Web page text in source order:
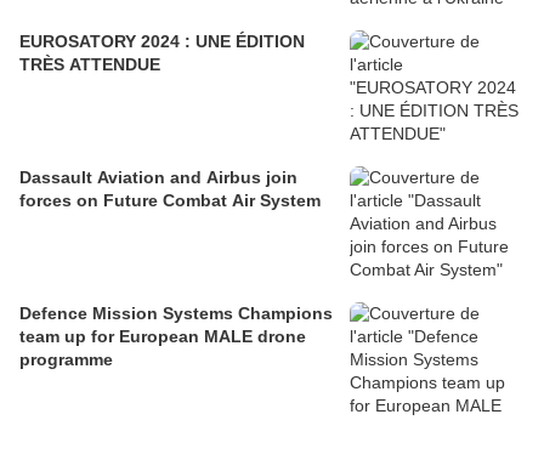
EUROSATORY 2024 : UNE ÉDITION
TRÈS ATTENDUE
Dassault Aviation and Airbus join
forces on Future Combat Air System
Defence Mission Systems Champions
team up for European MALE drone
programme